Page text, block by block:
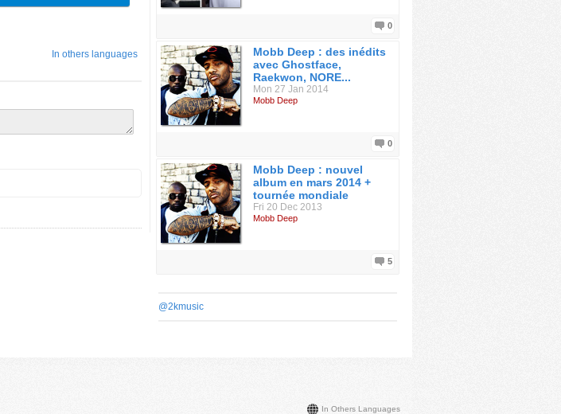
In others languages
0
Mobb Deep : des inédits
avec Ghostface,
Raekwon, NORE...
Mon 27 Jan 2014
Mobb Deep
0
Mobb Deep : nouvel
album en mars 2014 +
tournée mondiale
Fri 20 Dec 2013
Mobb Deep
5
@2kmusic
In Others Languages